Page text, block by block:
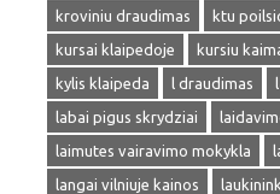
kroviniu draudimas
ktu
kursai klaipedoje
kursiu
kylis klaipeda
l draudimas
labai pigus skrydziai
laimutes vairavimo mokykla
langai vilniuje kainos